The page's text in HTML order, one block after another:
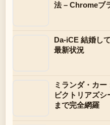
法 – Chromeブ
Da-iCE 結婚し
最新状況
ミランダ・カー
ビクトリアズ
まで完全網羅